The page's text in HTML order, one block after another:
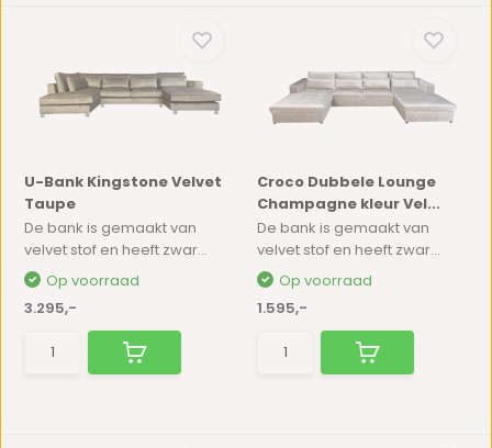
U-Bank Kingstone Velvet
Taupe
De bank is gemaakt van
velvet stof en heeft zwar...
Op voorraad
3.295,-
Croco Dubbele Lounge
Champagne kleur Vel...
De bank is gemaakt van
velvet stof en heeft zwar...
Op voorraad
1.595,-